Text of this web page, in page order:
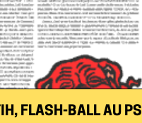
FLASH-BALL AU PS